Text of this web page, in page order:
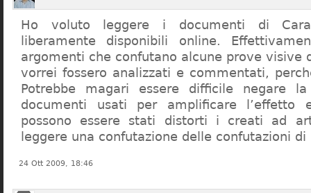
Ho voluto leggere i documenti di
liberamente disponibili online.
argomenti che confutano alcune prove visive
vorrei fossero analizzati e commentati,
Potrebbe magari essere difficile negare
documenti usati per amplificare l’effetto
possono essere stati distorti i creati ad
leggere una confutazione delle confutazioni di
24 Ott 2009, 18:46